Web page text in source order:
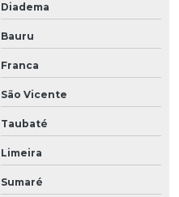
Diadema
Bauru
Franca
São Vicente
Taubaté
Limeira
Sumaré